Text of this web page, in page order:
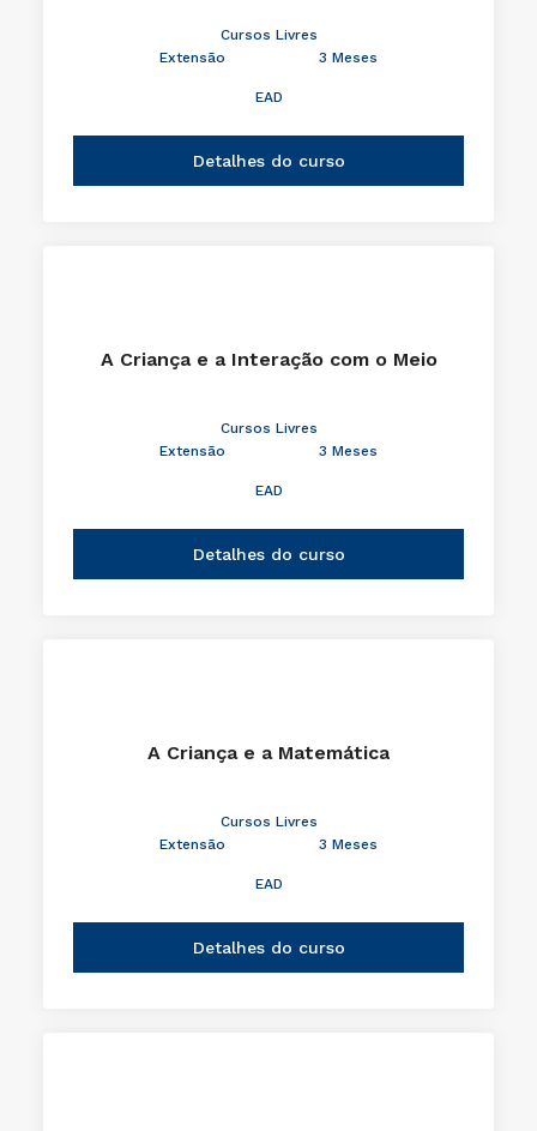
Cursos Livres
Extensão
3 Meses
EAD
Detalhes do curso
A Criança e a Interação com o Meio
Cursos Livres
Extensão
3 Meses
EAD
Detalhes do curso
A Criança e a Matemática
Cursos Livres
Extensão
3 Meses
EAD
Detalhes do curso